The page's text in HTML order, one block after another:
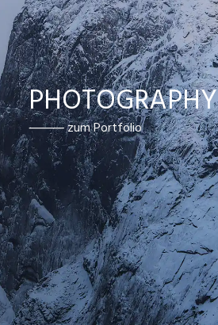
PHOTOGRAPHY
⸻ zum Portfolio